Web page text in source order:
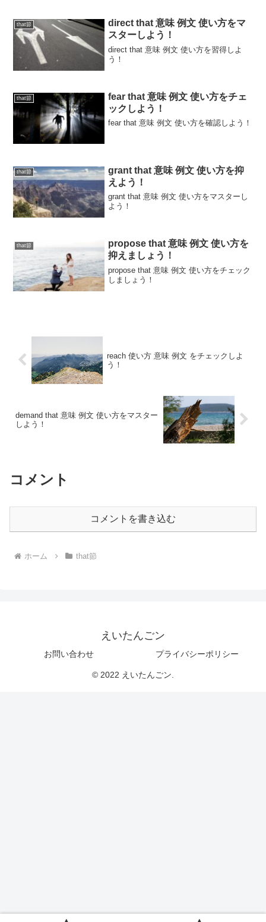
that節
direct that 意味 例文 使い方をマ
スターしよう！
direct that 意味 例文 使い方を習得しよ
う！
that節
fear that 意味 例文 使い方をチェ
ックしよう！
fear that 意味 例文 使い方を確認しよう！
that節
grant that 意味 例文 使い方を抑
えよう！
grant that 意味 例文 使い方をマスターし
よう！
that節
propose that 意味 例文 使い方を
抑えましょう！
propose that 意味 例文 使い方をチェック
しましょう！
reach 使い方 意味 例文 をチェックしよ
う！
demand that 意味 例文 使い方をマスター
しよう！
コメント
コメントを書き込む
ホーム that節
えいたんごン
お問い合わせ プライバシーポリシー
© 2022 えいたんごン.